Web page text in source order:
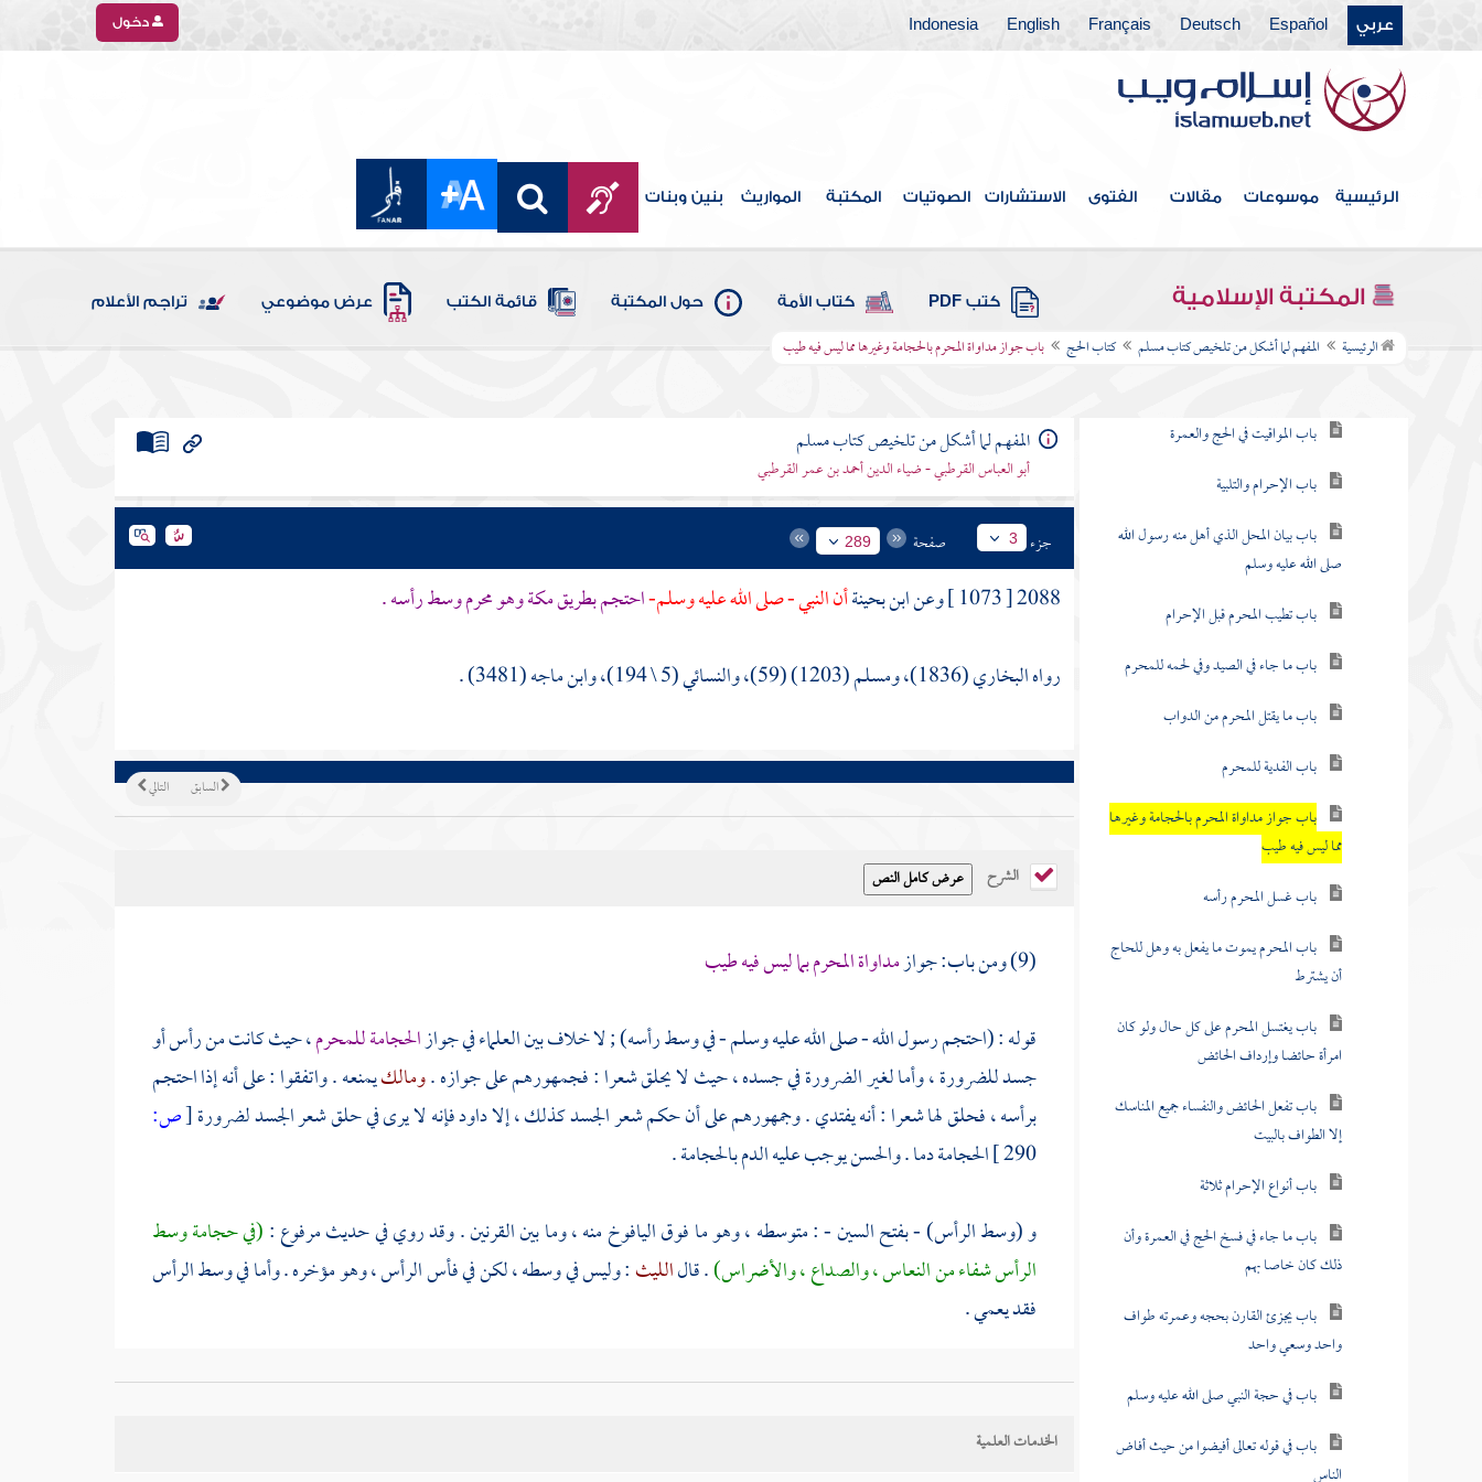
عربي Español
Deutsch
Français
English
Indonesia دخول
الرئيسية موسوعات مقالات الفتوى الاستشارات الصوتيات المكتبة المواريث بنين وبنات
المكتبة الإسلامية كتب PDF كتاب الأمة حول المكتبة قائمة الكتب عرض موضوعي تراجم الأعلام
الرئيسية المفهم لما أشكل من تلخيص كتاب مسلم كتاب الحج باب جواز مداواة المحرم بالحجامة وغيرها مما ليس فيه طيب
أبواب الاستسقاء
أبواب كسوف الشمس والقمر
كتاب الجنائز
كتاب الزكاة
كتاب الصوم
أبواب الاعتكاف وليلة القدر
كتاب الحج
باب المواقيت في الحج والعمرة
باب الإحرام والتلبية
باب بيان المحل الذي أهل منه رسول الله
صلى الله عليه وسلم
باب تطيب المحرم قبل الإحرام
باب ما جاء في الصيد وفي لحمه للمحرم
باب ما يقتل المحرم من الدواب
باب الفدية للمحرم
باب جواز مداواة المحرم بالحجامة وغيرها
مما ليس فيه طيب
باب غسل المحرم رأسه
باب المحرم يموت ما يفعل به وهل للحاج
أن يشترط
باب يغتسل المحرم على كل حال ولو كان
امرأة حائضا وإرداف الحائض
باب تفعل الحائض والنفساء جميع المناسك
إلا الطواف بالبيت
باب أنواع الإحرام ثلاثة
باب ما جاء في فسخ الحج في العمرة وأن
ذلك كان خاصا بهم
باب يجزئ القارن بحجه وعمرته طواف
واحد وسعي واحد
باب في حجة النبي صلى الله عليه وسلم
باب في قوله تعالى أفيضوا من حيث أفاض
المفهم لما أشكل من تلخيص كتاب مسلم
أبو العباس القرطبي - ضياء الدين أحمد بن عمر القرطبي
جزء 3 صفحة 289
2088 [ 1073 ] وعن ابن بحينةأن النبي - صلى الله عليه وسلم-احتجم بطريقمكةوهو محرم وسط رأسه .
رواه البخاري (1836)، ومسلم (1203) (59)، والنسائي (5 \ 194)، وابن ماجه (3481) .
التالي السابق
الشرح
(9) ومن باب: جواز
مداواة المحرم بما ليس فيه طيب
قوله : (احتجم رسول الله - صلى الله عليه وسلم - في وسط رأسه) ; لا خلاف بين العلماء في جوازالحجامة للمحرم، حيث كانت من رأس أو
جسد للضرورة ، وأما لغير الضرورة في جسده ، حيث لا يحلق شعرا : فجمهورهم على جوازه .ومالكيمنعه . واتفقوا : على أنه إذا احتجم
برأسه ، فحلق لها شعرا : أنه يفتدي . وجمهورهم على أن حكم شعر الجسد كذلك ، إلاداودفإنه لا يرى في حلق شعر الجسد لضرورة[ص:
290 ] الحجامة دما .والحسنيوجب عليه الدم بالحجامة .
و (وسط الرأس) - بفتح السين - : متوسطه ، وهو ما فوق اليافوخ منه ، وما بين القرنين . وقد روي في حديث مرفوع :(في حجامة وسط
الرأس شفاء من النعاس ، والصداع ، والأضراس). قالالليث: وليس في وسطه ، لكن في فأس الرأس ، وهو مؤخره . وأما في وسط الرأس
فقد يعمي .
الخدمات العلمية